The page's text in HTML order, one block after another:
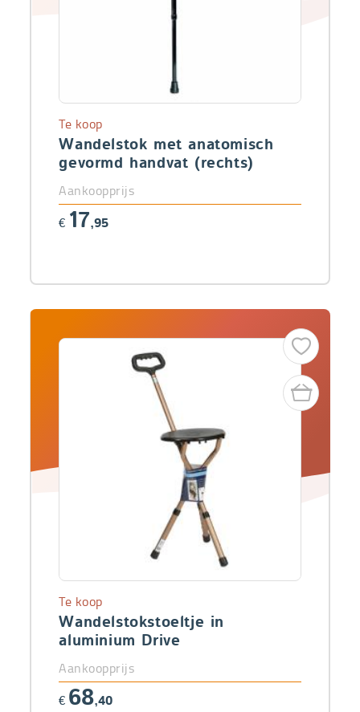
Wandelstok met anatomisch
gevormd handvat (rechts)
Te koop
Aankoopprijs
€ 17,95
Wandelstokstoeltje in
aluminium Drive
Te koop
Aankoopprijs
€ 68,40